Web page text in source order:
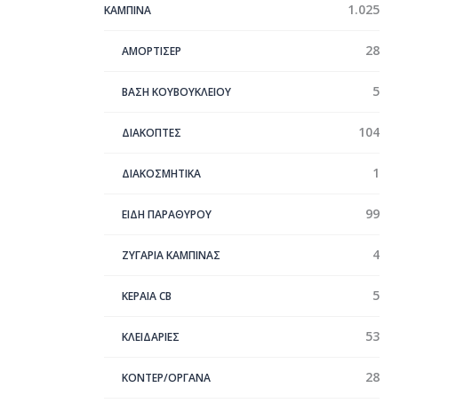
ΚΑΜΠΙΝΑ 1.025
ΑΜΟΡΤΙΣΕΡ 28
ΒΑΣΗ ΚΟΥΒΟΥΚΛΕΙΟΥ 5
ΔΙΑΚΟΠΤΕΣ 104
ΔΙΑΚΟΣΜΗΤΙΚΑ 1
ΕΙΔΗ ΠΑΡΑΘΥΡΟΥ 99
ΖΥΓΑΡΙΑ ΚΑΜΠΙΝΑΣ 4
ΚΕΡΑΊΑ CB 5
ΚΛΕΙΔΑΡΙΕΣ 53
ΚΟΝΤΕΡ/ΟΡΓΑΝΑ 28